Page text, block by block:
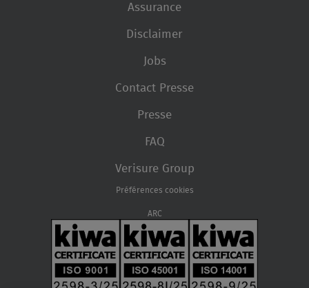
Assurance
Disclaimer
Jobs
Contact Presse
Presse
FAQ
Verisure Group
Préférences cookies
ARC